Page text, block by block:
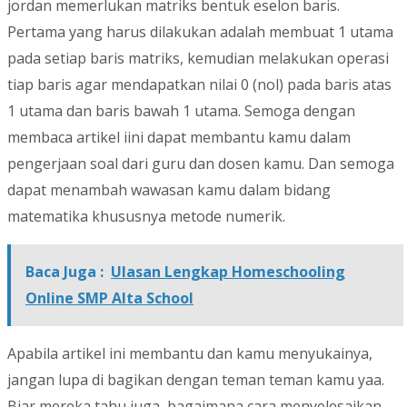
jordan memerlukan matriks bentuk eselon baris.
Pertama yang harus dilakukan adalah membuat 1 utama
pada setiap baris matriks, kemudian melakukan operasi
tiap baris agar mendapatkan nilai 0 (nol) pada baris atas
1 utama dan baris bawah 1 utama. Semoga dengan
membaca artikel iini dapat membantu kamu dalam
pengerjaan soal dari guru dan dosen kamu. Dan semoga
dapat menambah wawasan kamu dalam bidang
matematika khususnya metode numerik.
Baca Juga : Ulasan Lengkap Homeschooling
Online SMP Alta School
Apabila artikel ini membantu dan kamu menyukainya,
jangan lupa di bagikan dengan teman teman kamu yaa.